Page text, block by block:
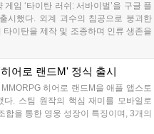
임 ‘타이탄 러쉬: 서바이벌’을 구글 플
시했다. 외계 괴수의 침공으로 붕괴한
이탄을 제작 및 조종하며 인류 생존을
피난처 운영, 연맹 협동 콘텐츠가 특징
공식 커뮤니티에서 확인 가능하다....
어로 랜드M' 정식 출시
히어로 랜드M을 애플 앱스토
다. 스팀 원작의 핵심 재미를 모바일로
합을 통한 영웅 성장이 특징이며, 3개의
와 길드전 등 다양한 콘텐츠를 제공한